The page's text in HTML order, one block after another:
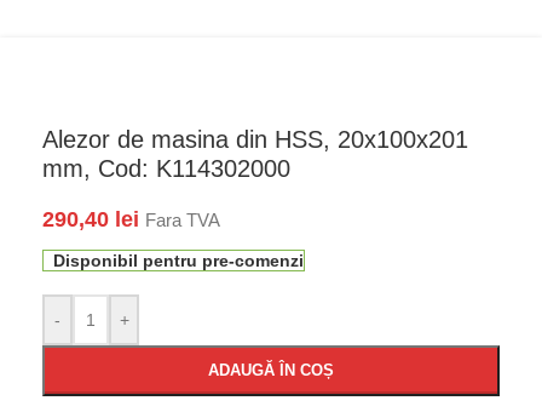
Alezor de masina din HSS, 20x100x201
mm, Cod: K114302000
290,40 lei Fara TVA
Disponibil pentru pre-comenzi
- +
ADAUGĂ ÎN COȘ